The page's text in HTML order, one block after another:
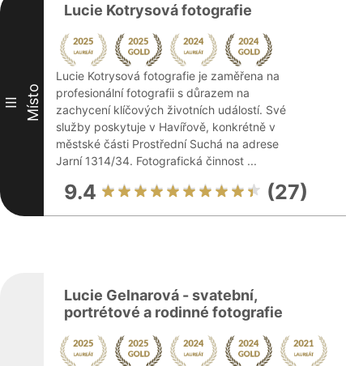
III Místo
Lucie Kotrysová fotografie
Lucie Kotrysová fotografie je zaměřena na
profesionální fotografii s důrazem na
zachycení klíčových životních událostí. Své
služby poskytuje v Havířově, konkrétně v
městské části Prostřední Suchá na adrese
Jarní 1314/34. Fotografická činnost ...
9.4 (27)
Lucie Gelnarová - svatební,
portrétové a rodinné fotografie